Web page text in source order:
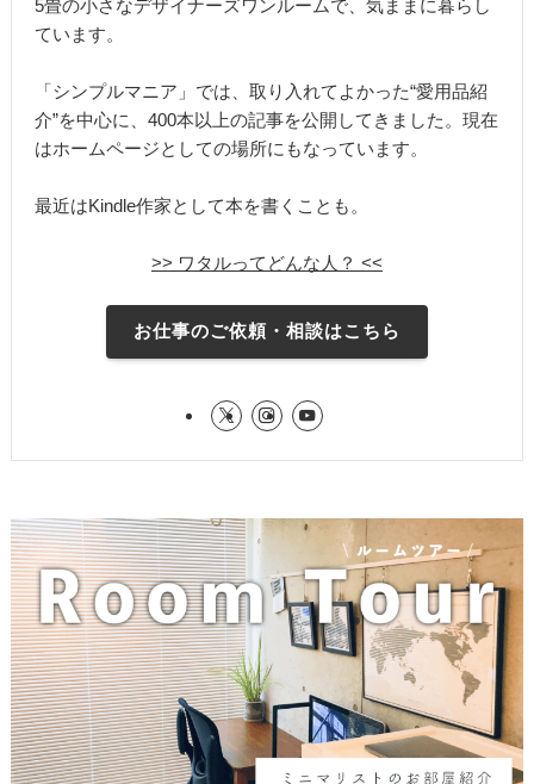
5畳の小さなデザイナーズワンルームで、気ままに暮らし
ています。
「シンプルマニア」では、取り入れてよかった“愛用品紹
介”を中心に、400本以上の記事を公開してきました。現在
はホームページとしての場所にもなっています。
最近はKindle作家として本を書くことも。
>> ワタルってどんな人？ <<
お仕事のご依頼・相談はこちら